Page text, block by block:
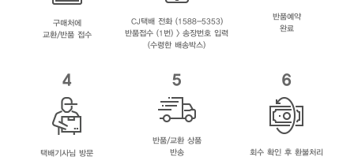
구매처에
교환/반품 접수
CJ택배 전화 (1588-5353)
반품접수 (1번) > 송장번호 입력
(수령한 배송박스)
반품예약
완료
4
택배기사님 방문
5
반품/교환 상품
반송
6
회수 확인 후 환불처리